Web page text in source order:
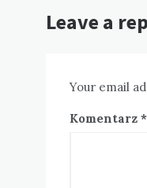
Leave a
Your email
Komentarz *